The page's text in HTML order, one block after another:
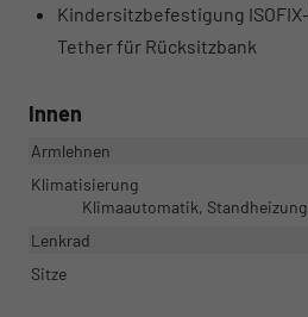
Kindersitzbefestigung
Tether für Rücksitzbank
Innen
Armlehnen
Klimatisierung
Klimaautomatik,
Lenkrad
Sitze